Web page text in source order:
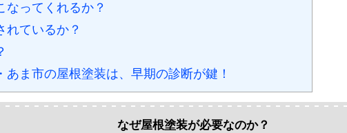
なってくれるか？
れているか？
あま市の屋根塗装は、早期の診断が鍵！
なぜ屋根塗装が必要なのか？